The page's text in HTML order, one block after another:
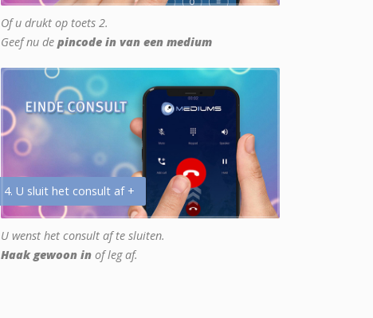
Of u drukt op toets 2.
Geef nu de pincode in van een medium
4. U sluit het consult af +
U wenst het consult af te sluiten.
Haak gewoon in of leg af.